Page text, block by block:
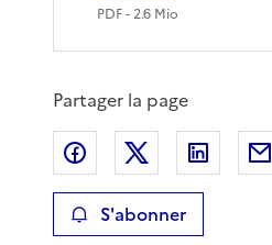
PDF- 2.6 Mio
Partager la page
Partager sur Facebook
Partager sur X
S'abonner